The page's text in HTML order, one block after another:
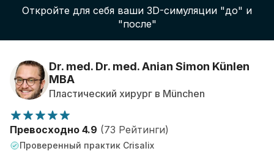
Планы
Откройте для себя ваши 3D-симуляции "до" и
"после"
Dr. med. Dr. med. Anian Simon Künlen
MBA
Пластический хирург в München
Превосходно 4.9 (73 Рейтинги)
Проверенный практик Crisalix